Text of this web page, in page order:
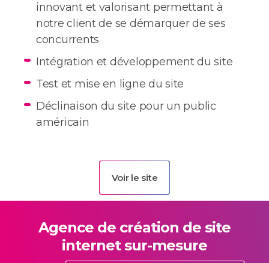
innovant et valorisant permettant à
notre client de se démarquer de ses
concurrents
Intégration et développement du site
Test et mise en ligne du site
Déclinaison du site pour un public
américain
Voir le site
Agence de création de site
internet sur-mesure